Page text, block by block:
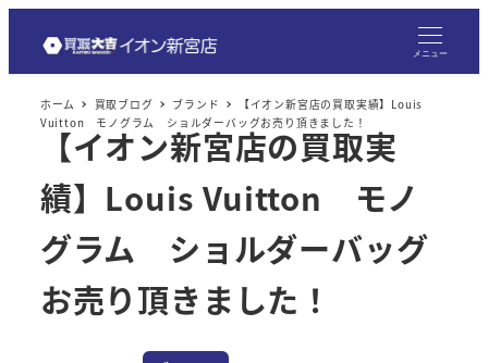
メニュー
ホーム 買取ブログ ブランド
【イオン新宮店の買取実績】Louis
Vuitton モノグラム ショルダーバッグお売り頂きました！
【イオン新宮店の買取実
績】Louis Vuitton モノ
グラム ショルダーバッグ
お売り頂きました！